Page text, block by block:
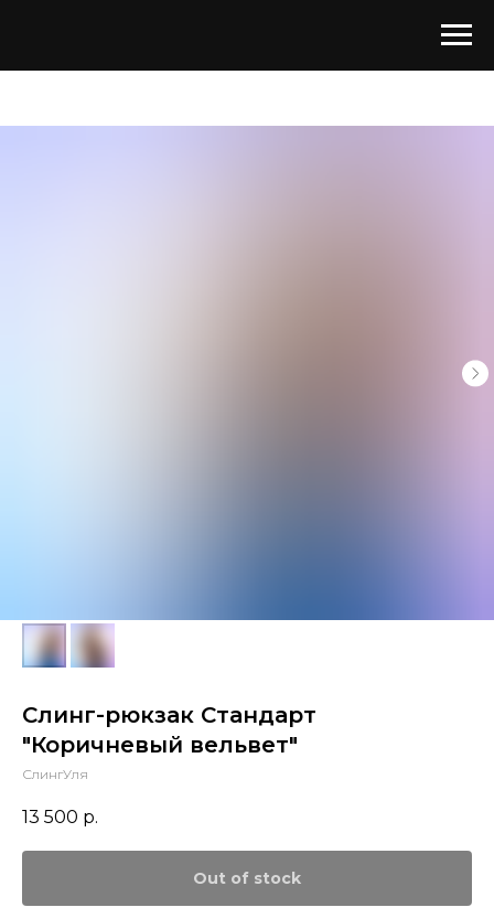
Слинг-рюкзак Стандарт
"Коричневый вельвет"
СлингУля
13 500 р.
Out of stock